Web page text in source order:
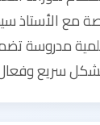
مع الأستاذ
مدروسة
سريع